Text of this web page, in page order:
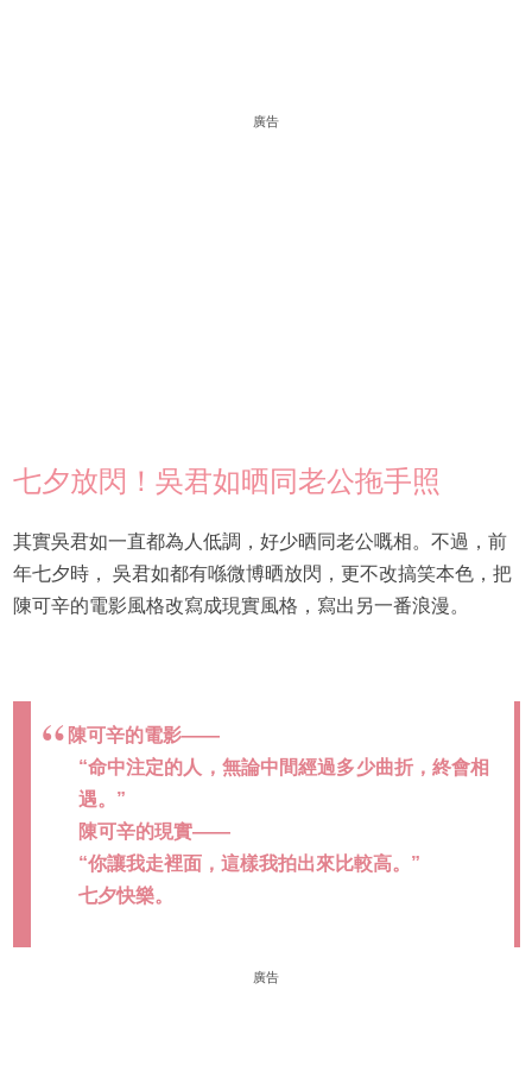
廣告
七夕放閃！吳君如晒同老公拖手照
其實吳君如一直都為人低調，好少晒同老公嘅相。不過，前
年七夕時， 吳君如都有喺微博晒放閃，更不改搞笑本色，把
陳可辛的電影風格改寫成現實風格，寫出另一番浪漫。
陳可辛的電影——
“命中注定的人，無論中間經過多少曲折，終會相
遇。”
陳可辛的現實——
“你讓我走裡面，這樣我拍出來比較高。”
七夕快樂。
廣告